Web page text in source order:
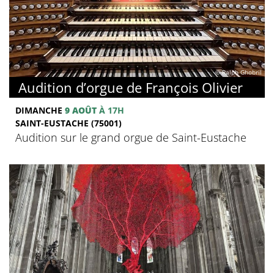
© Ralph Ghobril
Audition d’orgue de François Olivier
DIMANCHE 9 AOÛT À 17H
SAINT-EUSTACHE (75001)
Audition sur le grand orgue de Saint-Eustache